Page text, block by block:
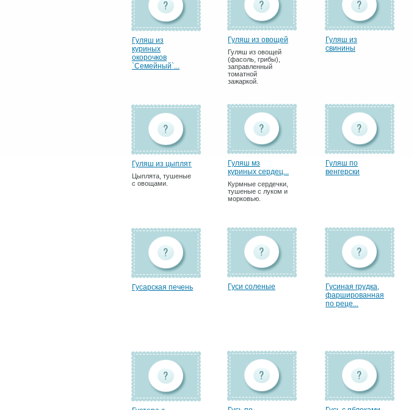
Гуляш из
куриных
окорочков
`Семейный`...
Гуляш из овощей
Гуляш из овощей
(фасоль, грибы),
заправленный
томатной
зажаркой.
Гуляш из
свинины
Гуляш из цыплят
Цыплята, тушеные
с овощами.
Гуляш мз
куриных сердец...
Курмные сердечки,
тушеные с луком и
морковью.
Гуляш по
венгерски
Гусарская печень Гуси соленые
Гусиная грудка,
фаршированная
по реце...